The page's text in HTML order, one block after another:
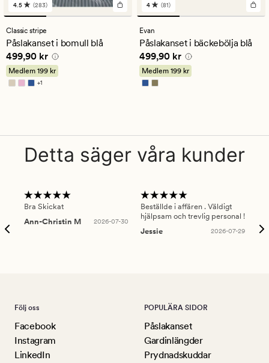
283
omdömen
med
ett
genomsnittligt
betyg
på
4.5
4.5 (283)
Classic stripe
Påslakanset i bomull blå
Pris 499,90 kr
499,90 kr
Medlem 199 kr
+1
Finns i fler färger
81
omdömen
med
ett
genomsnittligt
betyg
på
4
4 (81)
Evan
Påslakanset i bäckebölja blå
Pris 499,90 kr
499,90 kr
Medlem 199 kr
Detta säger våra kunder
Bra Skickat
Ann-Christin M
2026-07-30
Beställde i affären . Väldigt
hjälpsam och trevlig personal !
Jessie
2026-07-29
Följ oss
Facebook
Instagram
LinkedIn
POPULÄRA SIDOR
Påslakanset
Gardinlängder
Prydnadskuddar